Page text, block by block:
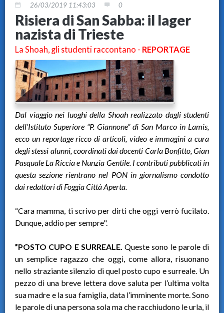
26/03/2019 11:43:03 0
Risiera di San Sabba: il lager
nazista di Trieste
La Shoah, gli studenti raccontano - REPORTAGE
Dal viaggio nei luoghi della Shoah realizzato dagli studenti
dell’Istituto Superiore “P. Giannone” di San Marco in Lamis,
ecco un reportage ricco di articoli, video e immagini a cura
degli stessi alunni, coordinati dai docenti Carla Bonfitto, Gian
Pasquale La Riccia e Nunzia Gentile. I contributi pubblicati in
questa sezione rientrano nel PON in giornalismo condotto
dai redattori di Foggia Città Aperta.
“Cara mamma, ti scrivo per dirti che oggi verrò fucilato.
Dunque, addio per sempre".
”POSTO CUPO E SURREALE. Queste sono le parole di
un semplice ragazzo che oggi, come allora, risuonano
nello straziante silenzio di quel posto cupo e surreale. Un
pezzo di una breve lettera dove saluta per l’ultima volta
sua madre e la sua famiglia, data l’imminente morte. Sono
le parole di una persona sola ma che racchiudono le urla, il